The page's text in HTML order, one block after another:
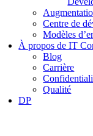
Centre de
Modèles
À propos de IT
Blog
Carrière
Qualité
DP